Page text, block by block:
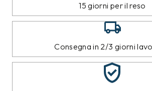
15 giorni per il reso
Consegna in 2/3 giorni